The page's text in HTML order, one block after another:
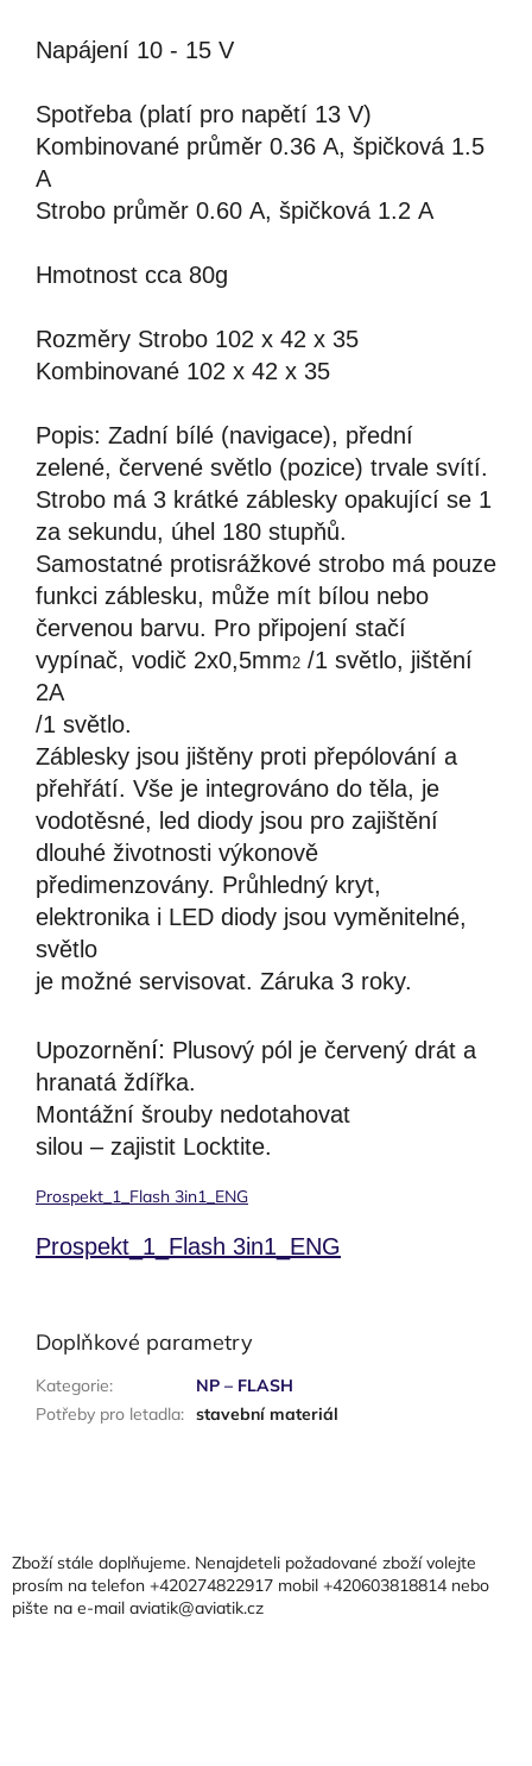
Napájení 10 - 15 V
Spotřeba (platí pro napětí 13 V)
Kombinované průměr 0.36 A, špičková 1.5
A
Strobo průměr 0.60 A, špičková 1.2 A
Hmotnost cca 80g
Rozměry Strobo 102 x 42 x 35
Kombinované 102 x 42 x 35
Popis: Zadní bílé (navigace), přední
zelené, červené světlo (pozice) trvale svítí.
Strobo má 3 krátké záblesky opakující se 1
za sekundu, úhel 180 stupňů.
Samostatné protisrážkové strobo má pouze
funkci záblesku, může mít bílou nebo
červenou barvu. Pro připojení stačí
vypínač, vodič 2x0,5mm2 /1 světlo, jištění
2A
/1 světlo.
Záblesky jsou jištěny proti přepólování a
přehřátí. Vše je integrováno do těla, je
vodotěsné, led diody jsou pro zajištění
dlouhé životnosti výkonově
předimenzovány. Průhledný kryt,
elektronika i LED diody jsou vyměnitelné,
světlo
je možné servisovat. Záruka 3 roky.
Upozornění: Plusový pól je červený drát a
hranatá ždířka.
Montážní šrouby nedotahovat
silou – zajistit Locktite.
Prospekt_1_Flash 3in1_ENG
Prospekt_1_Flash 3in1_ENG
Doplňkové parametry
Kategorie:
NP – FLASH
Potřeby pro letadla: stavební materiál
aZboží stále doplňujeme. Nenajdeteli požadované zboží volejte
prosím na telefon +420274822917 mobil +420603818814 nebo
pište na e-mail aviatik@aviatik.cz